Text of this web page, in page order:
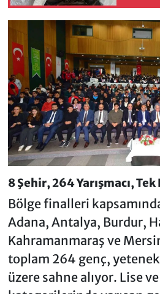
8 Şehir, 264 Yarışmacı,
Bölge finalleri
Adana, Antalya, Burdur,
Kahramanmaraş ve
toplam 264 genç,
üzere sahne alıyor. Lise